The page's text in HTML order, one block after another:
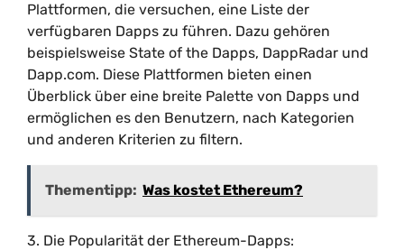
Plattformen, die versuchen, eine Liste der
verfügbaren Dapps zu führen. Dazu gehören
beispielsweise State of the Dapps, DappRadar und
Dapp.com. Diese Plattformen bieten einen
Überblick über eine breite Palette von Dapps und
ermöglichen es den Benutzern, nach Kategorien
und anderen Kriterien zu filtern.
Thementipp: Was kostet Ethereum?
3. Die Popularität der Ethereum-Dapps: